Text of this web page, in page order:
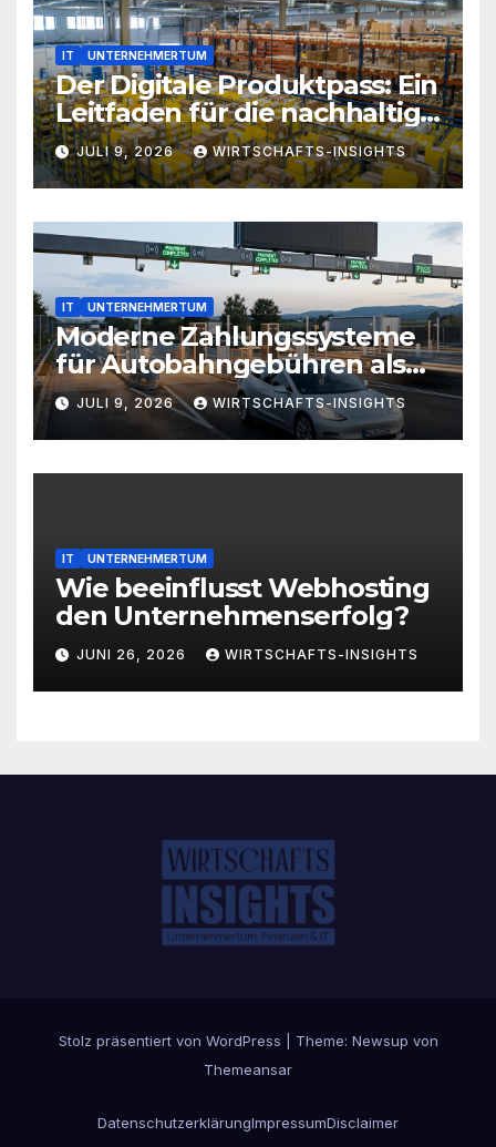
IT UNTERNEHMERTUM
Der Digitale Produktpass: Ein
Leitfaden für die nachhaltige
Wirtschaft von morgen
JULI 9, 2026 WIRTSCHAFTS-INSIGHTS
IT UNTERNEHMERTUM
Moderne Zahlungssysteme
für Autobahngebühren als
Weg zur Optimierung von
Geschäftsreisezeiten
JULI 9, 2026 WIRTSCHAFTS-INSIGHTS
IT UNTERNEHMERTUM
Wie beeinflusst Webhosting
den Unternehmenserfolg?
JUNI 26, 2026 WIRTSCHAFTS-INSIGHTS
Stolz präsentiert von WordPress Theme: Newsup von
Themeansar
DatenschutzerklärungImpressumDisclaimer